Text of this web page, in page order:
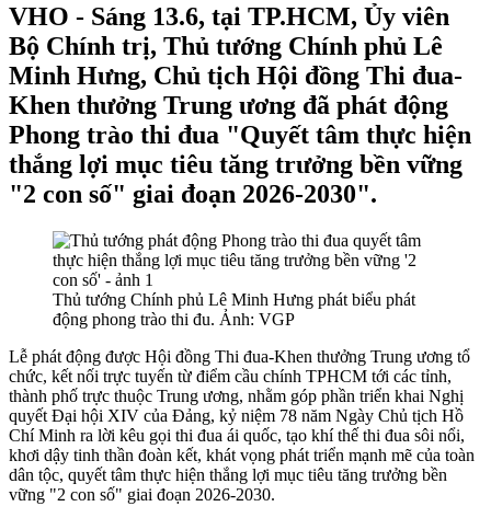
VHO - Sáng 13.6, tại TP.HCM, Ủy viên
Bộ Chính trị, Thủ tướng Chính phủ Lê
Minh Hưng, Chủ tịch Hội đồng Thi đua-
Khen thưởng Trung ương đã phát động
Phong trào thi đua "Quyết tâm thực hiện
thắng lợi mục tiêu tăng trưởng bền vững
"2 con số" giai đoạn 2026-2030".
Thủ tướng Chính phủ Lê Minh Hưng phát biểu phát
động phong trào thi đu. Ảnh: VGP
Lễ phát động được Hội đồng Thi đua-Khen thưởng Trung ương tổ
chức, kết nối trực tuyến từ điểm cầu chính TPHCM tới các tỉnh,
thành phố trực thuộc Trung ương, nhằm góp phần triển khai Nghị
quyết Đại hội XIV của Đảng, kỷ niệm 78 năm Ngày Chủ tịch Hồ
Chí Minh ra lời kêu gọi thi đua ái quốc, tạo khí thế thi đua sôi nổi,
khơi dậy tinh thần đoàn kết, khát vọng phát triển mạnh mẽ của toàn
dân tộc, quyết tâm thực hiện thắng lợi mục tiêu tăng trưởng bền
vững "2 con số" giai đoạn 2026-2030.